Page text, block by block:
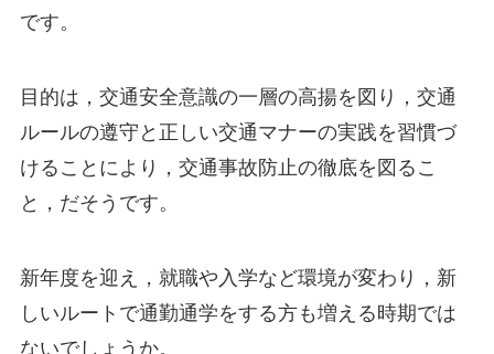
です。
目的は，交通安全意識の一層の高揚を図り，交通
ルールの遵守と正しい交通マナーの実践を習慣づ
けることにより，交通事故防止の徹底を図るこ
と，だそうです。
新年度を迎え，就職や入学など環境が変わり，新
しいルートで通勤通学をする方も増える時期では
ないでしょうか。